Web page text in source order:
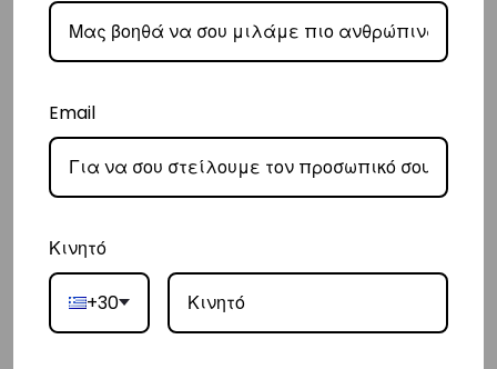
– Τα έξοδα αποστολής για Κύπρο είναι στα €16.
– Η συνεργαζόμενη εταιρεία ταχυμεταφορών,Aramex, θα αναλάβει
ημέρες.
– Τα έξοδα αποστολής για όλο την Ευρώπη είναι στα
– Η Η συνεργαζόμενη εταιρεία ταχυμεταφορών,
, θα αναλάβει την
Email
Κινητό
+30